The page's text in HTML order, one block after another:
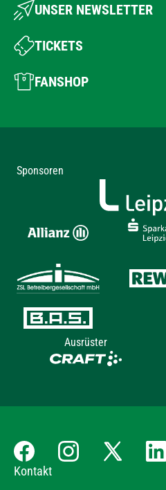
UNSER NEWSLETTER
TICKETS
FANSHOP
Sponsoren
Ausrüster
Kontakt